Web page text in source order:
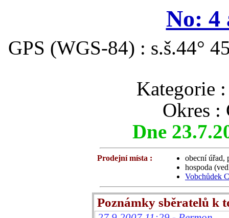
No: 4
GPS (WGS-84) : s.š.44°
Kategorie
Okres :
Dne
Prodejní místa :
obecní úřad,
hospoda
Vobchůdek
Poznámky sběratelů k